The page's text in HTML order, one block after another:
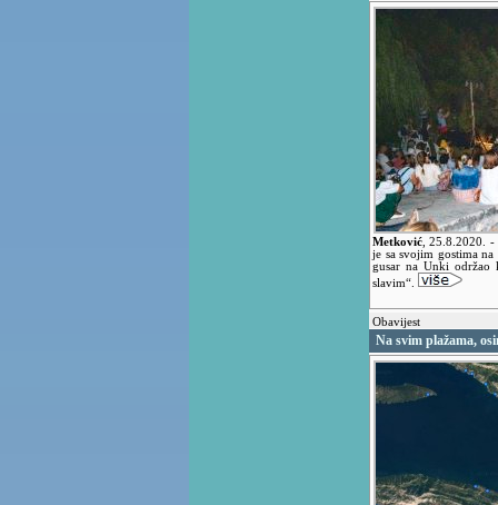
Metković ,25.8.2020. -
je sa svojim gostima
gusar na Unki održao
slavim“.
Obavijest
Na svim plažama,